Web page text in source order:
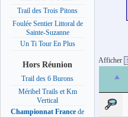
Trail des Trois Pitons
Foulée Sentier Littoral de
Sainte-Suzanne
Un Ti Tour En Plus
Hors Réunion
Trail des 6 Burons
Méribel Trails et Km
Vertical
Championnat France de
Afficher